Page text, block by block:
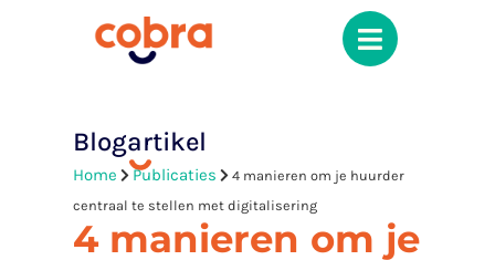
Blogartikel
Home Publicaties
4 manieren om je huurder
centraal te stellen met digitalisering
4 manieren om je